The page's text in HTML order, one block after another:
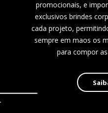
promocionais, e
exclusivos brindes
cada projeto,
sempre em maos os
para compor